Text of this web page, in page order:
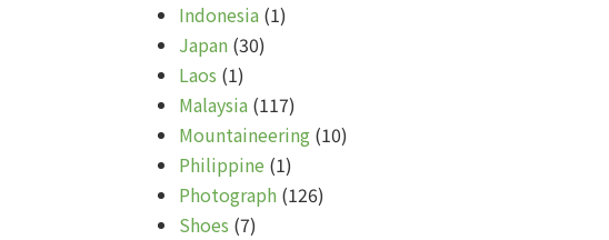
Indonesia (1)
Japan (30)
Laos (1)
Malaysia (117)
Mountaineering (10)
Philippine (1)
Photograph (126)
Shoes (7)